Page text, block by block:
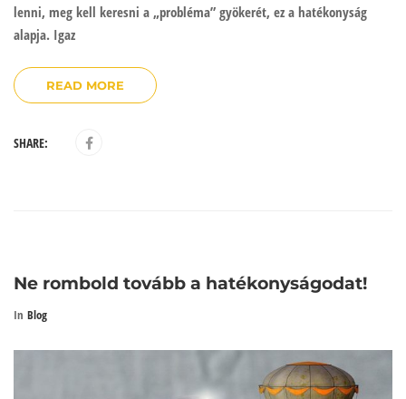
lenni, meg kell keresni a „probléma” gyökerét, ez a hatékonyság
alapja. Igaz
READ MORE
SHARE:
Ne rombold tovább a hatékonyságodat!
In Blog